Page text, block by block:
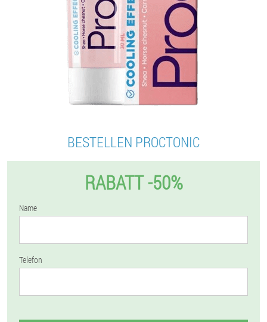
BESTELLEN PROCTONIC
RABATT -50%
Name
Telefon